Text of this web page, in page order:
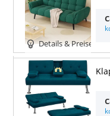
Details & Preise